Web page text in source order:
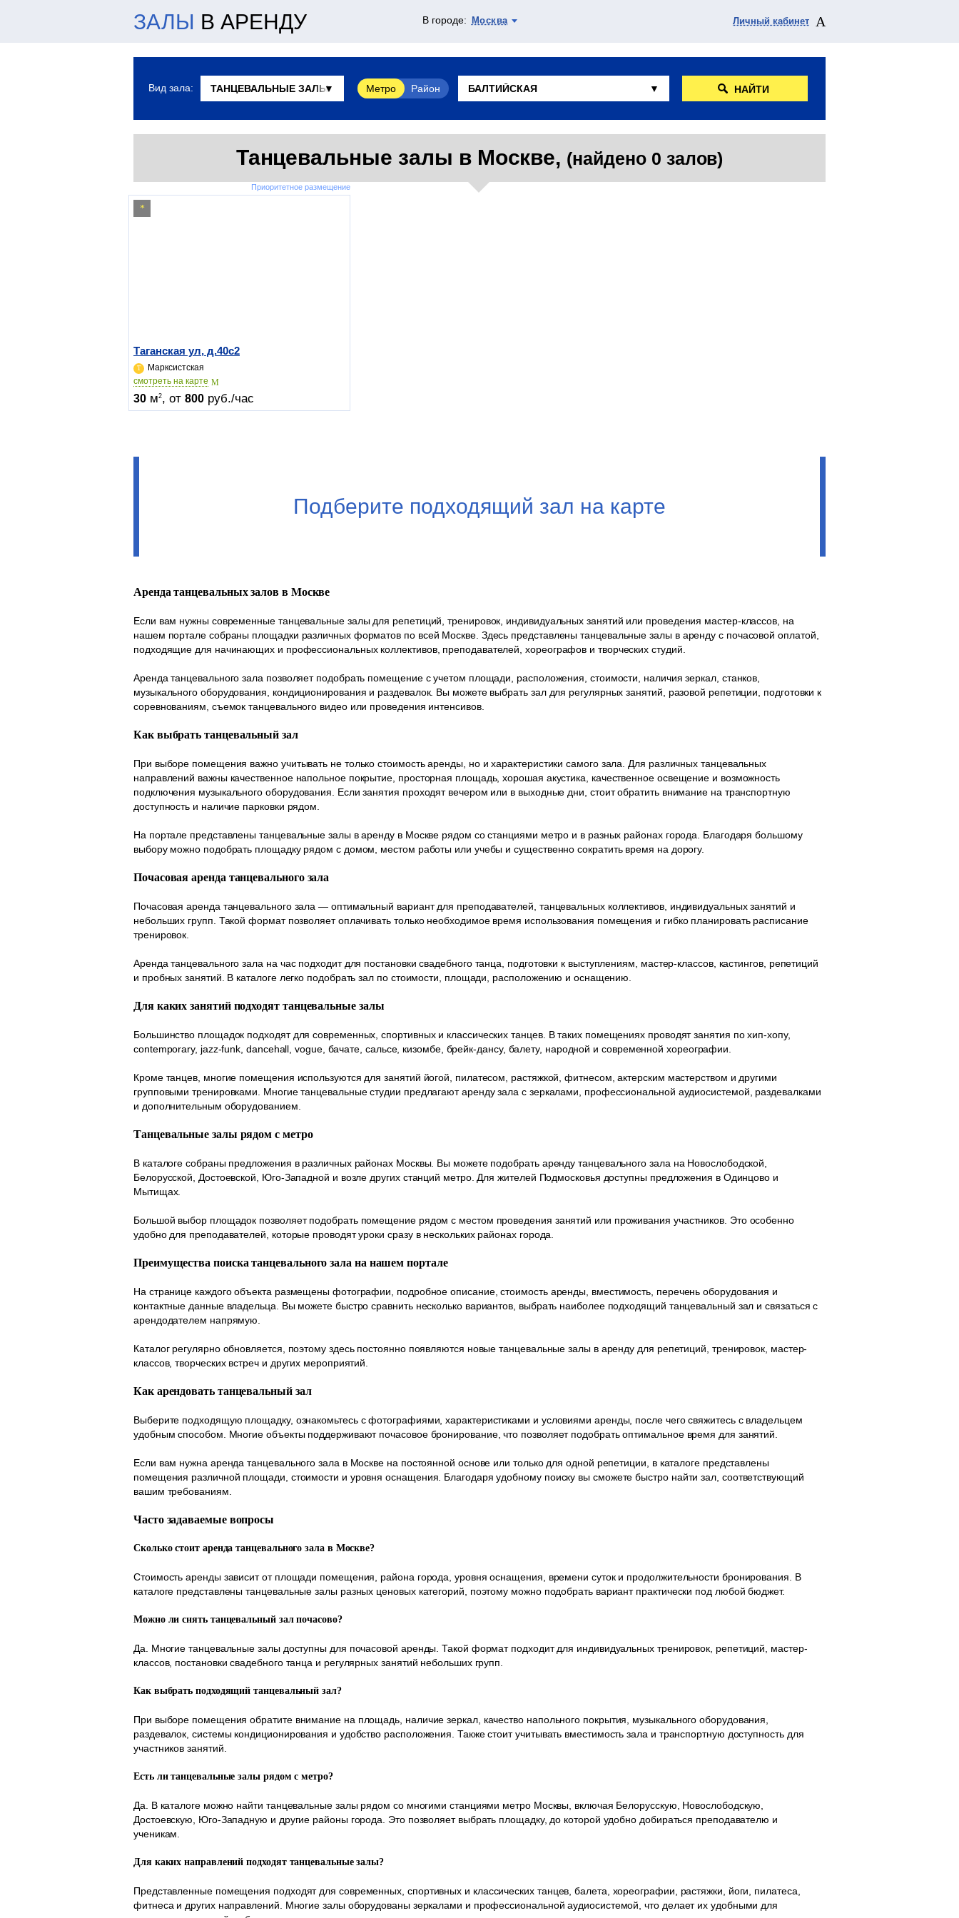
ЗАЛЫ В АРЕНДУ В городе: Москва Личный кабинет
Вид зала: Метро Район НАЙТИ
Танцевальные залы в Москве, (найдено 0 залов)
Приоритетное размещение
Таганская ул, д.40c2
Марксистская
cмотреть на карте
30 м2, от 800 руб./час
Подберите подходящий зал на карте
Аренда танцевальных залов в Москве
Если вам нужны современные танцевальные залы для репетиций, тренировок, индивидуальных занятий или проведения мастер-классов, на
нашем портале собраны площадки различных форматов по всей Москве. Здесь представлены танцевальные залы в аренду с почасовой оплатой,
подходящие для начинающих и профессиональных коллективов, преподавателей, хореографов и творческих студий.
Аренда танцевального зала позволяет подобрать помещение с учетом площади, расположения, стоимости, наличия зеркал, станков,
музыкального оборудования, кондиционирования и раздевалок. Вы можете выбрать зал для регулярных занятий, разовой репетиции, подготовки к
соревнованиям, съемок танцевального видео или проведения интенсивов.
Как выбрать танцевальный зал
При выборе помещения важно учитывать не только стоимость аренды, но и характеристики самого зала. Для различных танцевальных
направлений важны качественное напольное покрытие, просторная площадь, хорошая акустика, качественное освещение и возможность
подключения музыкального оборудования. Если занятия проходят вечером или в выходные дни, стоит обратить внимание на транспортную
доступность и наличие парковки рядом.
На портале представлены танцевальные залы в аренду в Москве рядом со станциями метро и в разных районах города. Благодаря большому
выбору можно подобрать площадку рядом с домом, местом работы или учебы и существенно сократить время на дорогу.
Почасовая аренда танцевального зала
Почасовая аренда танцевального зала — оптимальный вариант для преподавателей, танцевальных коллективов, индивидуальных занятий и
небольших групп. Такой формат позволяет оплачивать только необходимое время использования помещения и гибко планировать расписание
тренировок.
Аренда танцевального зала на час подходит для постановки свадебного танца, подготовки к выступлениям, мастер-классов, кастингов, репетиций
и пробных занятий. В каталоге легко подобрать зал по стоимости, площади, расположению и оснащению.
Для каких занятий подходят танцевальные залы
Большинство площадок подходят для современных, спортивных и классических танцев. В таких помещениях проводят занятия по хип-хопу,
contemporary, jazz-funk, dancehall, vogue, бачате, сальсе, кизомбе, брейк-дансу, балету, народной и современной хореографии.
Кроме танцев, многие помещения используются для занятий йогой, пилатесом, растяжкой, фитнесом, актерским мастерством и другими
групповыми тренировками. Многие танцевальные студии предлагают аренду зала с зеркалами, профессиональной аудиосистемой, раздевалками
и дополнительным оборудованием.
Танцевальные залы рядом с метро
В каталоге собраны предложения в различных районах Москвы. Вы можете подобрать аренду танцевального зала на Новослободской,
Белорусской, Достоевской, Юго-Западной и возле других станций метро. Для жителей Подмосковья доступны предложения в Одинцово и
Мытищах.
Большой выбор площадок позволяет подобрать помещение рядом с местом проведения занятий или проживания участников. Это особенно
удобно для преподавателей, которые проводят уроки сразу в нескольких районах города.
Преимущества поиска танцевального зала на нашем портале
На странице каждого объекта размещены фотографии, подробное описание, стоимость аренды, вместимость, перечень оборудования и
контактные данные владельца. Вы можете быстро сравнить несколько вариантов, выбрать наиболее подходящий танцевальный зал и связаться с
арендодателем напрямую.
Каталог регулярно обновляется, поэтому здесь постоянно появляются новые танцевальные залы в аренду для репетиций, тренировок, мастер-
классов, творческих встреч и других мероприятий.
Как арендовать танцевальный зал
Выберите подходящую площадку, ознакомьтесь с фотографиями, характеристиками и условиями аренды, после чего свяжитесь с владельцем
удобным способом. Многие объекты поддерживают почасовое бронирование, что позволяет подобрать оптимальное время для занятий.
Если вам нужна аренда танцевального зала в Москве на постоянной основе или только для одной репетиции, в каталоге представлены
помещения различной площади, стоимости и уровня оснащения. Благодаря удобному поиску вы сможете быстро найти зал, соответствующий
вашим требованиям.
Часто задаваемые вопросы
Сколько стоит аренда танцевального зала в Москве?
Стоимость аренды зависит от площади помещения, района города, уровня оснащения, времени суток и продолжительности бронирования. В
каталоге представлены танцевальные залы разных ценовых категорий, поэтому можно подобрать вариант практически под любой бюджет.
Можно ли снять танцевальный зал почасово?
Да. Многие танцевальные залы доступны для почасовой аренды. Такой формат подходит для индивидуальных тренировок, репетиций, мастер-
классов, постановки свадебного танца и регулярных занятий небольших групп.
Как выбрать подходящий танцевальный зал?
При выборе помещения обратите внимание на площадь, наличие зеркал, качество напольного покрытия, музыкального оборудования,
раздевалок, системы кондиционирования и удобство расположения. Также стоит учитывать вместимость зала и транспортную доступность для
участников занятий.
Есть ли танцевальные залы рядом с метро?
Да. В каталоге можно найти танцевальные залы рядом со многими станциями метро Москвы, включая Белорусскую, Новослободскую,
Достоевскую, Юго-Западную и другие районы города. Это позволяет выбрать площадку, до которой удобно добираться преподавателю и
ученикам.
Для каких направлений подходят танцевальные залы?
Представленные помещения подходят для современных, спортивных и классических танцев, балета, хореографии, растяжки, йоги, пилатеса,
фитнеса и других направлений. Многие залы оборудованы зеркалами и профессиональной аудиосистемой, что делает их удобными для